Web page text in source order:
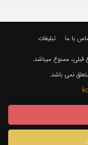
با ما تبلیغات
ممنوع میباشد.
نمی باشد.